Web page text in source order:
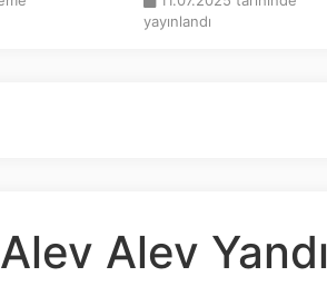
yayınlandı
Alev Yandı